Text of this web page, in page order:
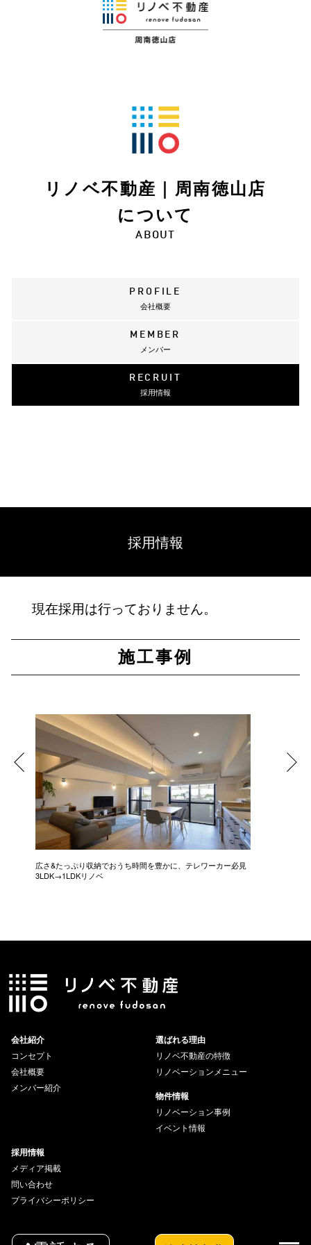
リノベ不動産｜周南徳山店
について
ABOUT
PROFILE
会社概要
MEMBER
メンバー
RECRUIT
採用情報
採用情報
現在採用は行っておりません。
施工事例
広さ&たっぷり収納でおうち時間を豊かに、テレワーカー必見
3LDK→1LDKリノベ
会社紹介
コンセプト
会社概要
メンバー紹介
選ばれる理由
リノベ不動産の特徴
リノベーションメニュー
物件情報
リノベーション事例
イベント情報
採用情報
メディア掲載
問い合わせ
プライバシーポリシー